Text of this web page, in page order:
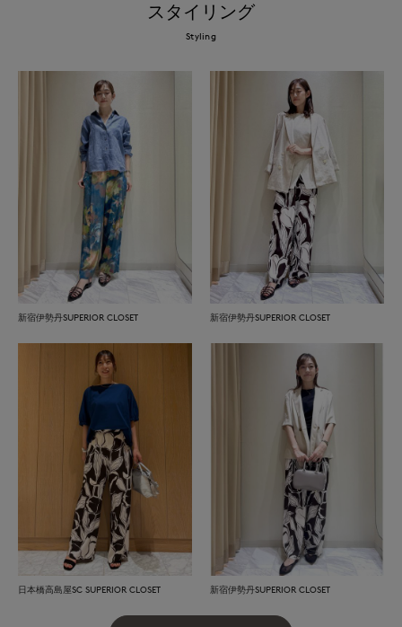
スタイリング
Styling
新宿伊勢丹SUPERIOR CLOSET 新宿伊勢丹SUPERIOR CLOSET
日本橋高島屋SC SUPERIOR CLOSET 新宿伊勢丹SUPERIOR CLOSET